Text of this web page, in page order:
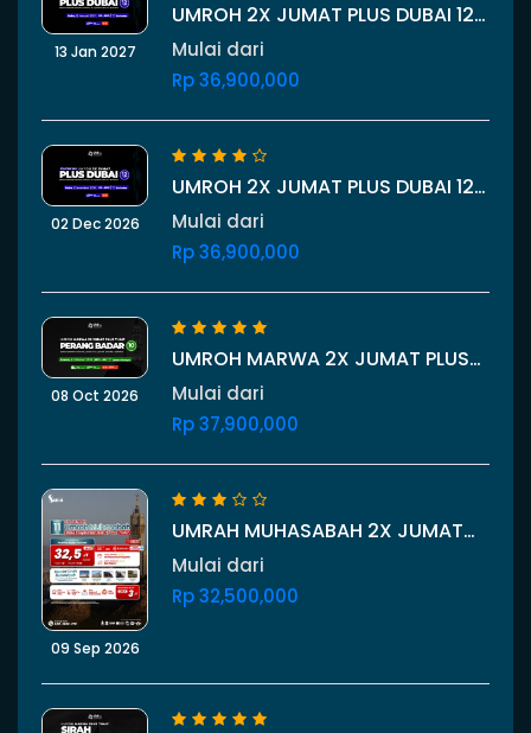
13 Jan 2027
UMROH 2X JUMAT PLUS DUBAI 12
HARI STARTING BALI 13 JANUARI
2027
Mulai dari
Rp 36,900,000
02 Dec 2026
UMROH 2X JUMAT PLUS DUBAI 12
HARI STARTING BALI 2 DESEMBER
2026
Mulai dari
Rp 36,900,000
08 Oct 2026
UMROH MARWA 2X JUMAT PLUS
THAIF PERANG BADAR 10 HARI 8
OKTOBER 2026
Mulai dari
Rp 37,900,000
09 Sep 2026
UMRAH MUHASABAH 2X JUMAT
PLUS THAIF SALWA 09 SEPTEMBER
2026 11 HARI
Mulai dari
Rp 32,500,000